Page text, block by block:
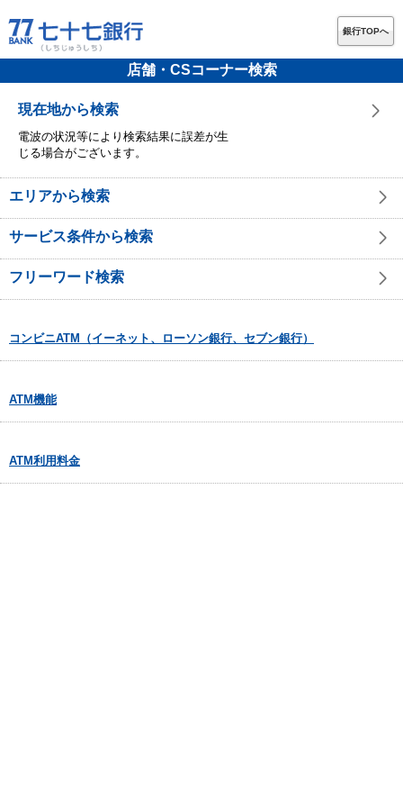
銀行TOPへ
店舗・CSコーナー検索
現在地から検索
電波の状況等により検索結果に誤差が生
じる場合がございます。
エリアから検索
サービス条件から検索
フリーワード検索
コンビニATM（イーネット、ローソン銀行、セブン銀行）
ATM機能
ATM利用料金